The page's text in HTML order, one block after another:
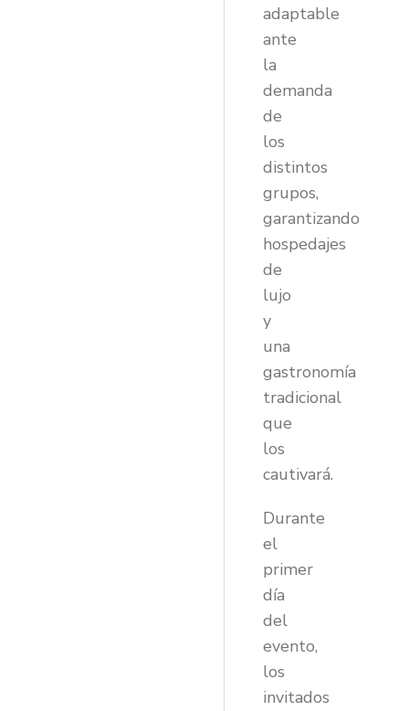
adaptable
ante
la
demanda
de
los
distintos
grupos,
garantizando
hospedajes
de
lujo
y
una
gastronomía
tradicional
que
los
cautivará.
Durante
el
primer
día
del
evento,
los
invitados